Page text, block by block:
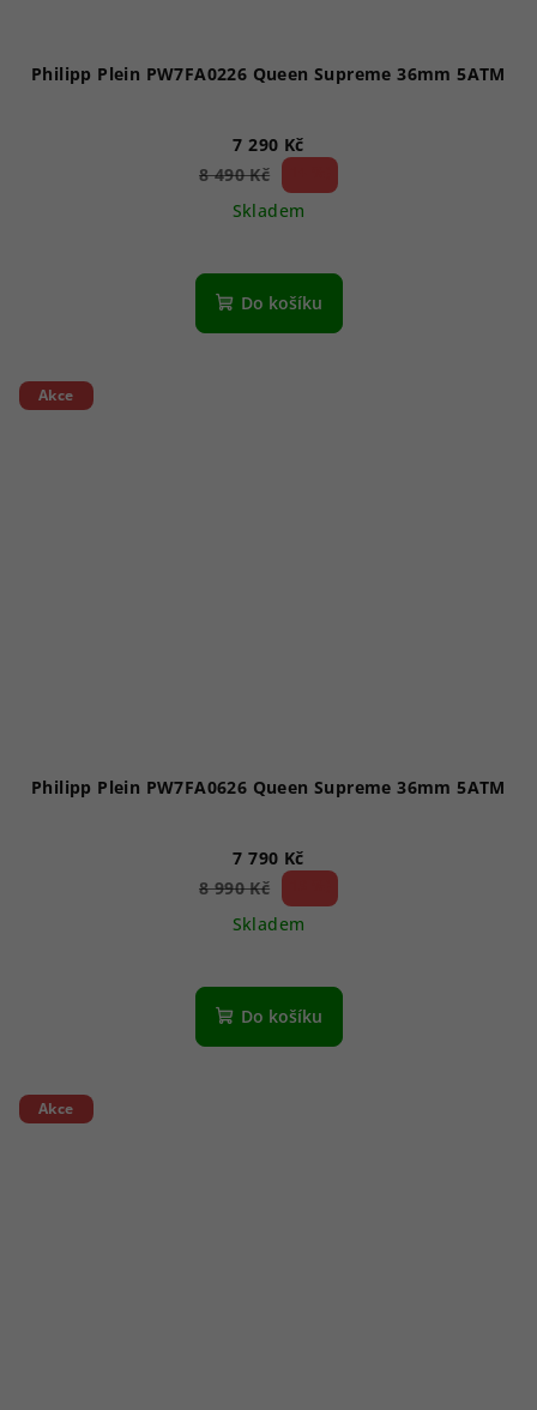
Philipp Plein PW7FA0226 Queen Supreme 36mm 5ATM
7 290 Kč
8 490 Kč
Skladem
Do košíku
Akce
Philipp Plein PW7FA0626 Queen Supreme 36mm 5ATM
7 790 Kč
8 990 Kč
Skladem
Do košíku
Akce